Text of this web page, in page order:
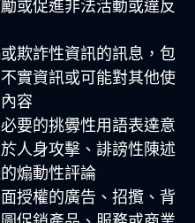
或促進非法活動或違反
欺詐性資訊的訊息，包
實資訊或可能對其他使
容
要的挑釁性用語表達意
人身攻擊、誹謗性陳述
煽動性評論
授權的廣告、招攬、背